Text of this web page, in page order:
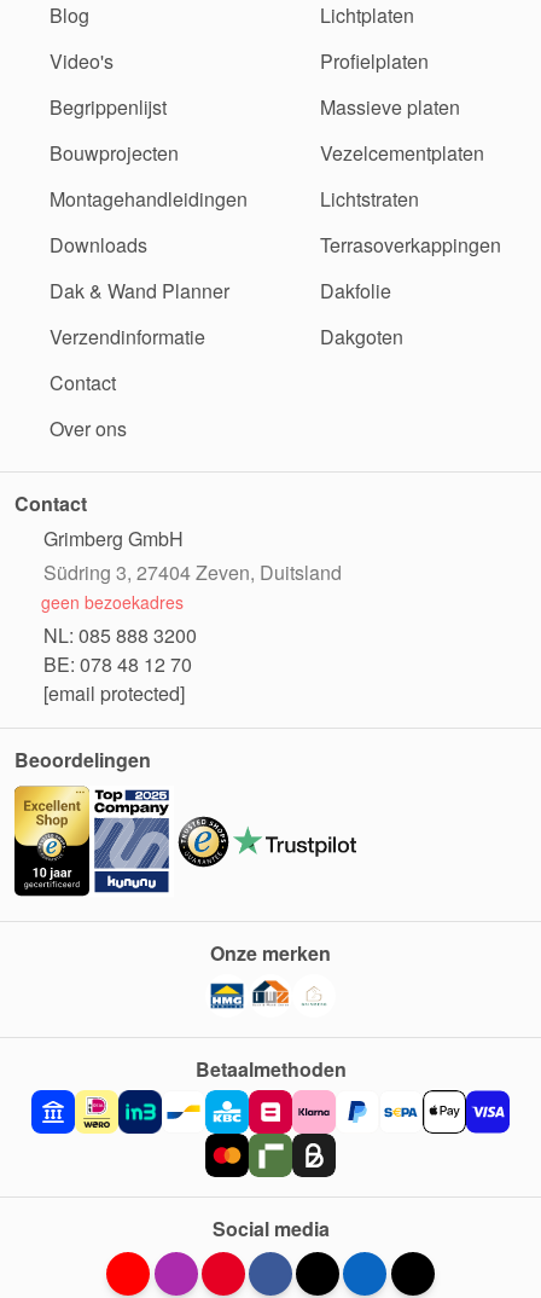
Blog
Video's
Begrippenlijst
Bouwprojecten
Montagehandleidingen
Downloads
Dak & Wand Planner
Verzendinformatie
Contact
Over ons
Lichtplaten
Profielplaten
Massieve platen
Vezelcementplaten
Lichtstraten
Terrasoverkappingen
Dakfolie
Dakgoten
Contact
Grimberg GmbH
Südring 3, 27404 Zeven, Duitsland
geen bezoekadres
NL: 085 888 3200
BE: 078 48 12 70
[email protected]
Beoordelingen
Betaalmethoden
Onze merken
Social media